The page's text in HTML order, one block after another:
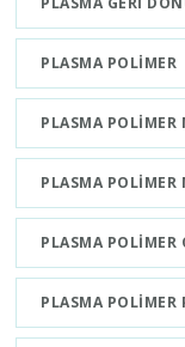
PLASMA POLIMER
PLASMA POLIMER
PLASMA POLIMER
PLASMA
PLASMA POLIMER